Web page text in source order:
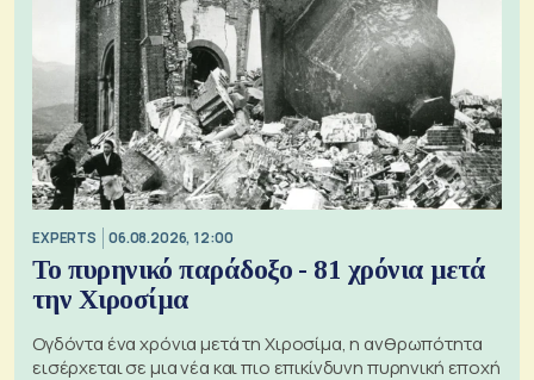
EXPERTS 06.08.2026, 12:00
Το πυρηνικό παράδοξο - 81 χρόνια μετά
την Χιροσίμα
Ογδόντα ένα χρόνια μετά τη Χιροσίμα, η ανθρωπότητα
εισέρχεται σε μια νέα και πιο επικίνδυνη πυρηνική εποχή